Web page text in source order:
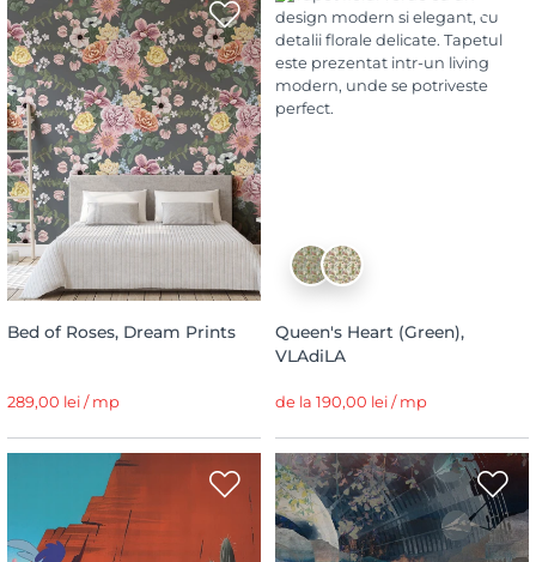
Bed of Roses, Dream Prints
289,00 lei / mp
Queen's Heart (Green),
VLAdiLA
de la 190,00 lei / mp